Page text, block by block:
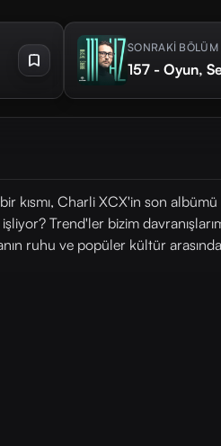
SONRAKİ BÖLÜM
157 - Oyun,
kısmı, Charli XCX'in son
Trend'ler bizim
ruhu ve popüler kültür